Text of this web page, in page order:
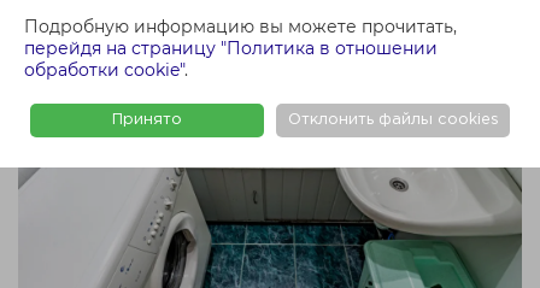
Подробную информацию вы можете прочитать,
перейдя на страницу "Политика в отношении
обработки cookie".
Принято Отклонить файлы cookies